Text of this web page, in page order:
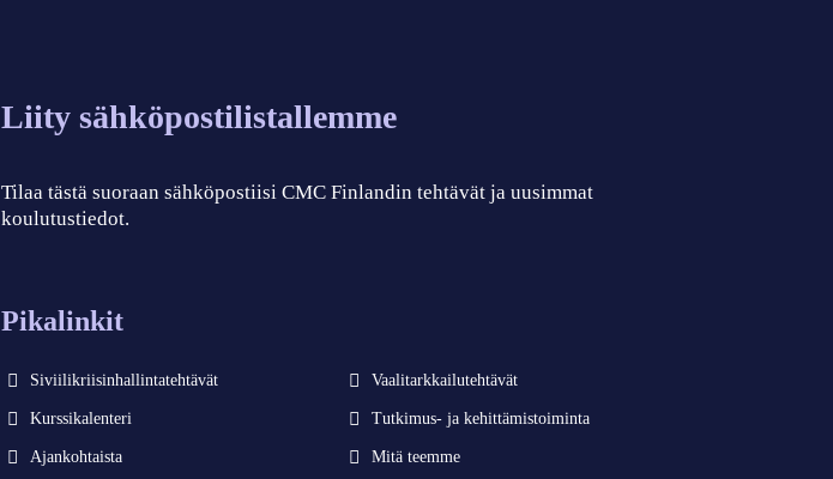
Liity sähköpostilistallemme
Tilaa tästä suoraan sähköpostiisi CMC Finlandin tehtävät ja uusimmat
koulutustiedot.
Pikalinkit
Siviilikriisinhallintatehtävät Vaalitarkkailutehtävät
Kurssikalenteri Tutkimus- ja kehittämistoiminta
Ajankohtaista Mitä teemme